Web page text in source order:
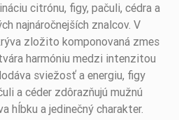
citrónu, figy, pačuli, cédra a
najnáročnejších znalcov. V
zložito komponovaná zmes
harmóniu medzi intenzitou
sviežosť a energiu, figy
a céder zdôrazňujú mužnú
hĺbku a jedinečný charakter.